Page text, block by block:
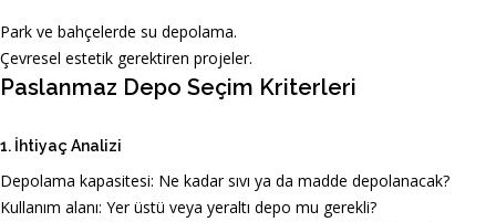
Park ve bahçelerde su depolama.
Çevresel estetik gerektiren projeler.
Paslanmaz Depo Seçim Kriterleri
1. İhtiyaç Analizi
Depolama kapasitesi: Ne kadar sıvı ya da madde depolanacak?
Kullanım alanı: Yer üstü veya yeraltı depo mu gerekli?